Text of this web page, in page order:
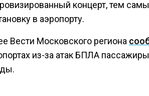
концерт, тем
в аэропорту.
Вести Московского региона
из-за атак БПЛА